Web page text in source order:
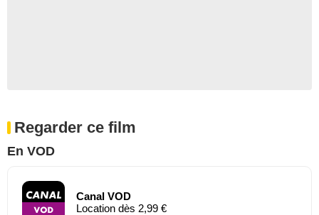
Regarder ce film
En VOD
Canal VOD
Location dès 2,99 €